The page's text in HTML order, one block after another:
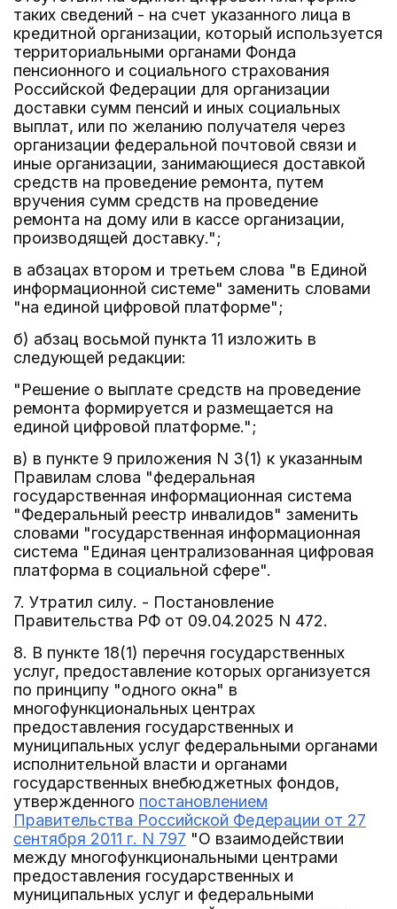
таких сведений - на счет указанного лица в
кредитной организации, который используется
территориальными органами Фонда
пенсионного и социального страхования
Российской Федерации для организации
доставки сумм пенсий и иных социальных
выплат, или по желанию получателя через
организации федеральной почтовой связи и
иные организации, занимающиеся доставкой
средств на проведение ремонта, путем
вручения сумм средств на проведение
ремонта на дому или в кассе организации,
производящей доставку.";
в абзацах втором и третьем слова "в Единой
информационной системе" заменить словами
"на единой цифровой платформе";
б) абзац восьмой пункта 11 изложить в
следующей редакции:
"Решение о выплате средств на проведение
ремонта формируется и размещается на
единой цифровой платформе.";
в) в пункте 9 приложения N 3(1) к указанным
Правилам слова "федеральная
государственная информационная система
"Федеральный реестр инвалидов" заменить
словами "государственная информационная
система "Единая централизованная цифровая
платформа в социальной сфере".
7. Утратил силу. - Постановление
Правительства РФ от 09.04.2025 N 472.
8. В пункте 18(1) перечня государственных
услуг, предоставление которых организуется
по принципу "одного окна" в
многофункциональных центрах
предоставления государственных и
муниципальных услуг федеральными органами
исполнительной власти и органами
государственных внебюджетных фондов,
утвержденного постановлением
Правительства Российской Федерации от 27
сентября 2011 г. N 797 "О взаимодействии
между многофункциональными центрами
предоставления государственных и
муниципальных услуг и федеральными